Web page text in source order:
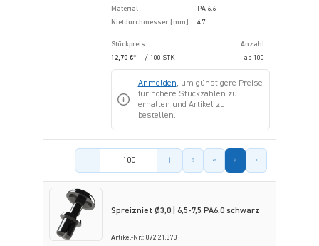
Material
PA 6.6
Nietdurchmesser [mm]
4.7
Stückpreis
Anzahl
12,70 €*
/ 100 STK ab 100
Anmelden, um günstigere Preise
für höhere Stückzahlen zu
erhalten und Artikel zu
bestellen.
Menge des Artikels
Spreizniet Ø3,0 | 6,5-7,5 PA6.0 schwarz
Artikel-Nr.: 072.21.370